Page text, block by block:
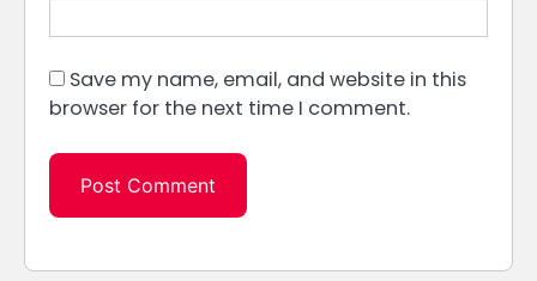
Save my name, email, and website in this
browser for the next time I comment.